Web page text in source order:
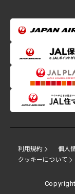
利用規約 個人
クッキーについて